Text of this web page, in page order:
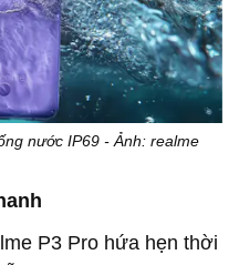
nước IP69 - Ảnh: realme
P3 Pro hứa hẹn thời